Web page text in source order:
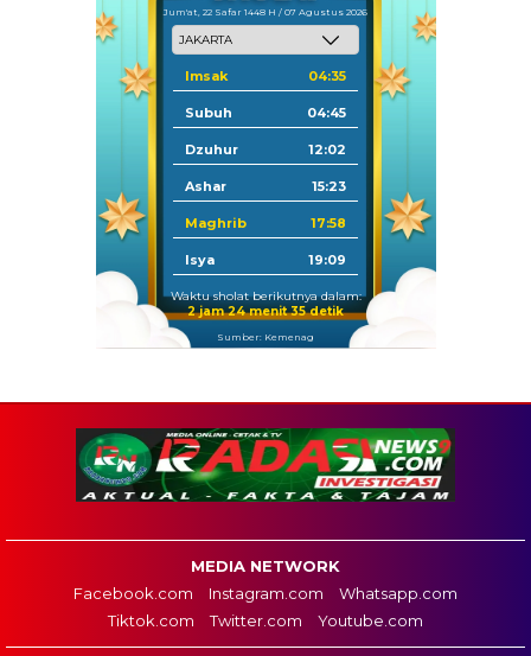
Jum'at, 22 Safar 1448 H / 07 Agustus 2026
Imsak 04:35
Subuh 04:45
Dzuhur 12:02
Ashar 15:23
Maghrib 17:58
Isya 19:09
Waktu sholat berikutnya dalam:
2 jam 24 menit 34 detik
Sumber: Kemenag
MEDIA NETWORK
Facebook.com
Instagram.com
Whatsapp.com
Tiktok.com
Twitter.com Youtube.com